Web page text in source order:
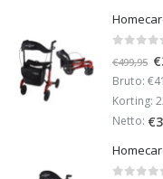
€499,95 €
Bruto:
Korting:
Netto: €